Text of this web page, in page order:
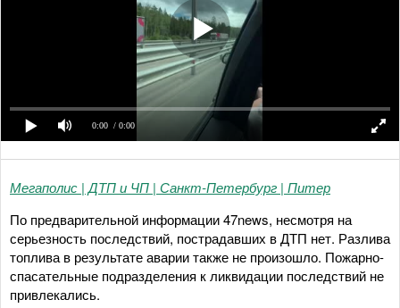
0:00 / 0:00
Мегаполис | ДТП и ЧП | Санкт-Петербург | Питер
По предварительной информации 47news, несмотря на
серьезность последствий, пострадавших в ДТП нет. Разлива
топлива в результате аварии также не произошло. Пожарно-
спасательные подразделения к ликвидации последствий не
привлекались.